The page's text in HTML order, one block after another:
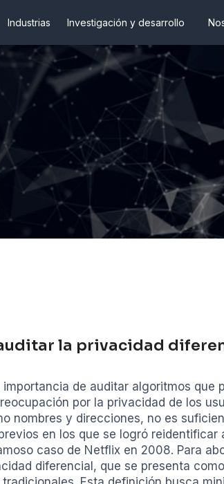
Industrias Investigación y desarrollo
la privacidad
de auditar algoritmos que
por la privacidad de los
nombres y direcciones, no es
en los que se logró
caso de Netflix en 2008. Para
diferencial, que se presenta